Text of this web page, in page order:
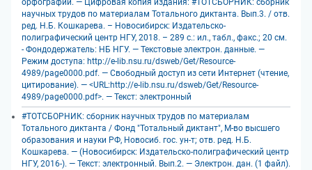
орфографии. — Цифровая копия издания: #ТОТСБОРНИК: сборник
научных трудов по материалам Тотального диктанта. Вып.3. / отв.
ред. Н.Б. Кошкарева. – Новосибирск: Издательско-
полиграфический центр НГУ, 2018. – 289 с.: ил., табл., факс.; 20 см.
- Фондодержатель: НБ НГУ. — Текстовые электрон. данные. —
Режим доступа: http://e-lib.nsu.ru/dsweb/Get/Resource-
4989/page0000.pdf. — Свободный доступ из сети Интернет (чтение,
цитирование). — <URL:http://e-lib.nsu.ru/dsweb/Get/Resource-
4989/page0000.pdf>. — Текст: электронный
#ТОТСБОРНИК: сборник научных трудов по материалам
Тотального диктанта / Фонд "Тотальный диктант", М-во высшего
образования и науки РФ, Новосиб. гос. ун-т; отв. ред. Н.Б.
Кошкарева. — (Новосибирск: Издательско-полиграфический центр
НГУ, 2016-). — Текст: электронный. Вып.2. — Электрон. дан. (1 файл).